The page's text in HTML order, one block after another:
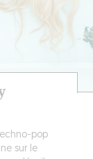
pop
sur le